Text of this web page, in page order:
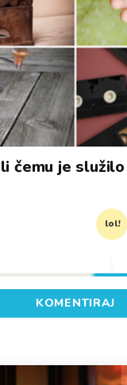
čemu je
lol!
KOMENTIRAJ